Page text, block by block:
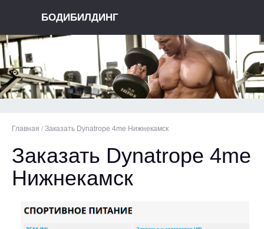
БОДИБИЛДИНГ
Главная / Заказать Dynatrope 4me Нижнекамск
Заказать Dynatrope 4me
Нижнекамск